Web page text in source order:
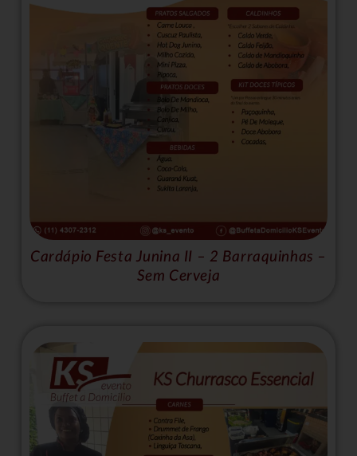
Cardápio Festa Junina II – 2 Barraquinhas –
Sem Cerveja